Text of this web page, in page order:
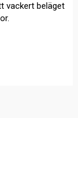
vackert beläget